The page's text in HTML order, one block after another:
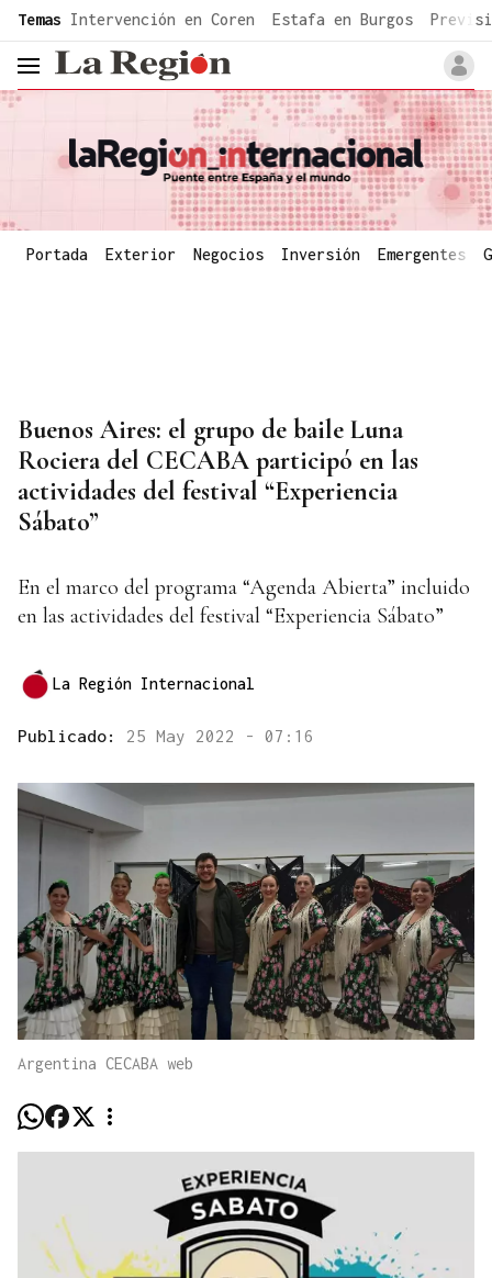
common.go-to-content
Temas Intervención en Coren Estafa en Burgos
header.menu.open
Portada Exterior Negocios Inversión Emergentes
Buenos Aires: el grupo de baile Luna
Rociera del CECABA participó en las
actividades del festival “Experiencia
Sábato”
En el marco del programa “Agenda Abierta” incluido
en las actividades del festival “Experiencia Sábato”
La Región Internacional
Publicado: 25 May 2022 - 07:16
Argentina CECABA web